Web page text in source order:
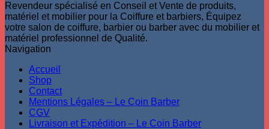
Revendeur spécialisé en Conseil et Vente de produits,
matériel et mobilier pour la Coiffure et barbiers, Équipez
votre salon de coiffure, barbier ou barber avec du mobilier et
matériel professionnel de Qualité.
Navigation
Accueil
Shop
Contact
Mentions Légales – Le Coin Barber
CGV
Livraison et Expédition – Le Coin Barber